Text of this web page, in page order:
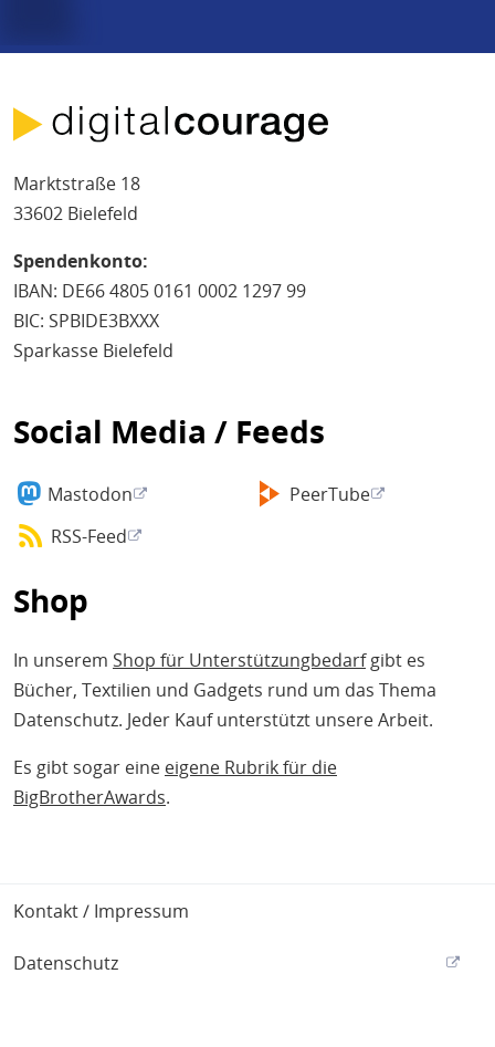
Marktstraße 18
33602 Bielefeld
Spendenkonto:
IBAN: DE66 4805 0161 0002 1297 99
BIC: SPBIDE3BXXX
Sparkasse Bielefeld
Social Media / Feeds
Mastodon
PeerTube
RSS-Feed
Shop
In unserem Shop für Unterstützungbedarfgibt es
Bücher, Textilien und Gadgets rund um das Thema
Datenschutz. Jeder Kauf unterstützt unsere Arbeit.
Es gibt sogar eine eigene Rubrik für die
BigBrotherAwards.
Footer
Kontakt / Impressum
Datenschutz